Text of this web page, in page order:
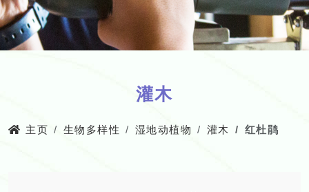
灌木
主页 生物多样性 湿地动植物 灌木 红杜鹃